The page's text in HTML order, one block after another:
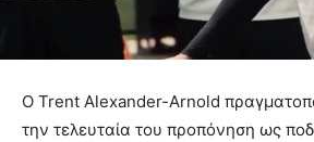
Ο Trent Alexander-Arnold
την τελευταία του προπόνηση ως